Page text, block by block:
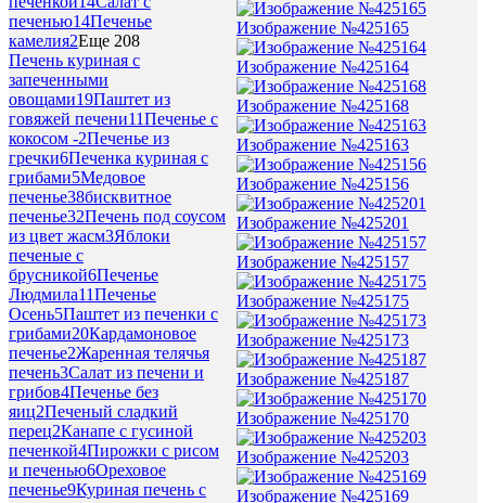
печенью14Печенье
камелия2Еще 208
Печень куриная с
запеченными
овощами19Паштет из
говяжей печени11Печенье с
кокосом -2Печенье из
гречки6Печенка куриная с
грибами5Медовое
печенье38бисквитное
печенье32Печень под соусом
из цвет жасм3Яблоки
печеные с
брусникой6Печенье
Людмила11Печенье
Осень5Паштет из печенки с
грибами20Кардамоновое
печенье2Жаренная телячья
печень3Салат из печени и
грибов4Печенье без
яиц2Печеный сладкий
перец2Канапе с гусиной
печенкой4Пирожки с рисом
и печенью6Ореховое
печенье9Куриная печень с
Изображение №425165
Изображение №425164
Изображение №425168
Изображение №425163
Изображение №425156
Изображение №425201
Изображение №425157
Изображение №425175
Изображение №425173
Изображение №425187
Изображение №425170
Изображение №425203
Изображение №425169